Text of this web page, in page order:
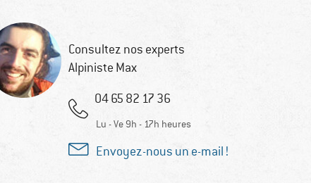
Consultez nos experts
Alpiniste Max
04 65 82 17 36
Lu - Ve 9h - 17h heures
Envoyez-nous un e-mail !